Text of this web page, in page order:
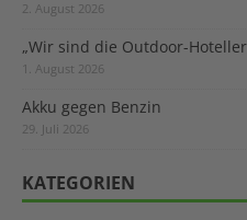
2. August 2026
„Wir sind die Outdoor-
1. August 2026
Akku gegen Benzin
29. Juli 2026
KATEGORIEN